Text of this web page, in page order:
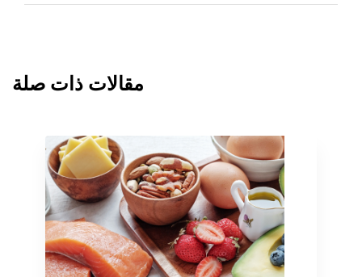
مقالات ذات صلة